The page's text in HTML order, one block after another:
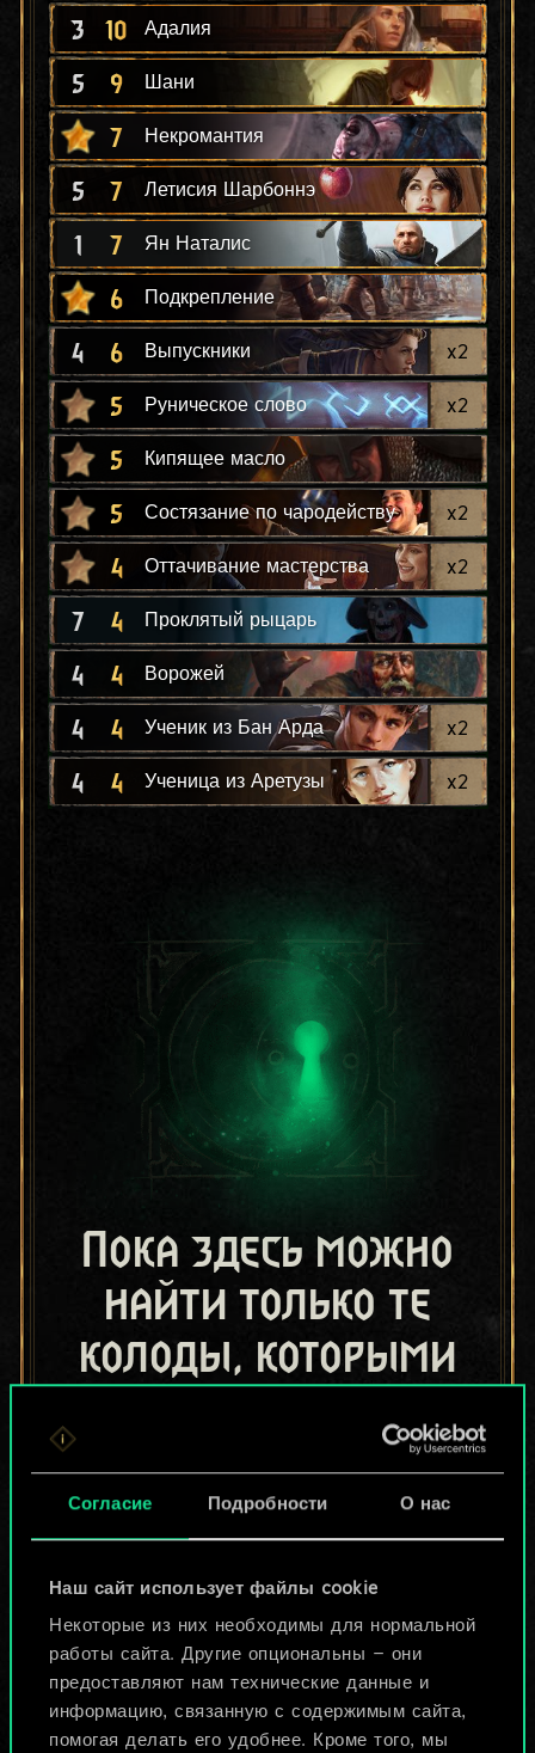
Согласие Подробности О нас
Наш сайт использует файлы cookie
Некоторые из них необходимы для нормальной
работы сайта. Другие опциональны — они
предоставляют нам технические данные и
информацию, связанную с содержимым сайта,
помогая делать его удобнее. Кроме того, мы
3 10 Адалия
5 9 Шани
7 Некромантия
5 7 Летисия Шарбоннэ
1 7 Ян Наталис
6 Подкрепление
4 6 Выпускники x2
5 Руническое слово x2
5 Кипящее масло
5 Состязание по чародейству x2
4 Оттачивание мастерства x2
7 4 Проклятый рыцарь
4 4 Ворожей
4 4 Ученик из Бан Арда x2
4 4 Ученица из Аретузы x2
Пока здесь можно
найти только те
колоды, которыми
игроки.
Но их может быть
Назвать колоду и описать её
Изменить колоду